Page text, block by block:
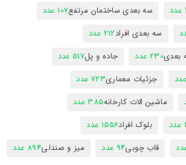
سه بعدی ساختمان مرتفع107 عدد
سه بعدی افراد212 عدد
بعدی230 عدد جاده و پل517 عدد
جزئیات معماری723 عدد
ماشین الات کارخانه385 عدد
بلوک افراد1556 عدد
قاب چوبی94 عدد میز و صندلی894 عدد